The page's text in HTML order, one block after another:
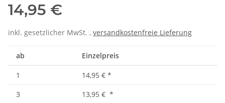
14,95 €
inkl. gesetzlicher MwSt. , versandkostenfreie Lieferung
ab Einzelpreis
1 14,95 € *
3
13,95 € *